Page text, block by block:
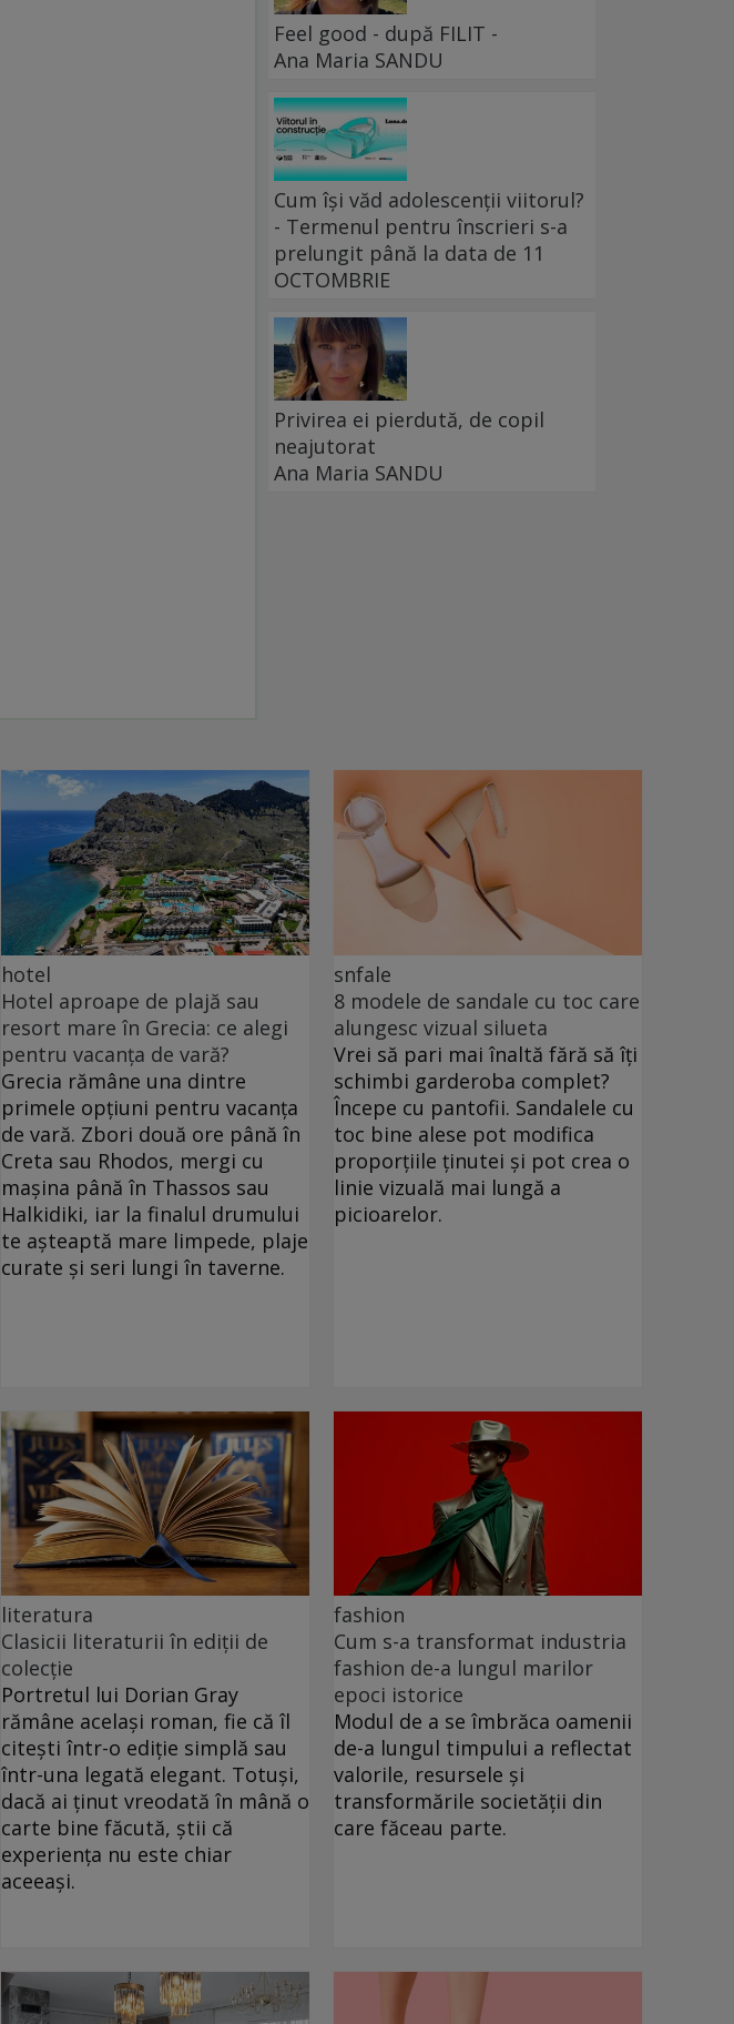
Feel good - după FILIT -
Ana Maria SANDU
Cum își văd adolescenții viitorul?
- Termenul pentru înscrieri s-a
prelungit până la data de 11
OCTOMBRIE
Privirea ei pierdută, de copil
neajutorat
Ana Maria SANDU
hotel
Hotel aproape de plajă sau
resort mare în Grecia: ce alegi
pentru vacanța de vară?
Grecia rămâne una dintre
primele opțiuni pentru vacanța
de vară. Zbori două ore până în
Creta sau Rhodos, mergi cu
mașina până în Thassos sau
Halkidiki, iar la finalul drumului
te așteaptă mare limpede, plaje
curate și seri lungi în taverne.
snfale
8 modele de sandale cu toc care
alungesc vizual silueta
Vrei să pari mai înaltă fără să îți
schimbi garderoba complet?
Începe cu pantofii. Sandalele cu
toc bine alese pot modifica
proporțiile ținutei și pot crea o
linie vizuală mai lungă a
picioarelor.
literatura
Clasicii literaturii în ediții de
colecție
Portretul lui Dorian Gray
rămâne același roman, fie că îl
citești într-o ediție simplă sau
într-una legată elegant. Totuși,
dacă ai ținut vreodată în mână o
carte bine făcută, știi că
experiența nu este chiar
aceeași.
fashion
Cum s-a transformat industria
fashion de-a lungul marilor
epoci istorice
Modul de a se îmbrăca oamenii
de-a lungul timpului a reflectat
valorile, resursele și
transformările societății din
care făceau parte.